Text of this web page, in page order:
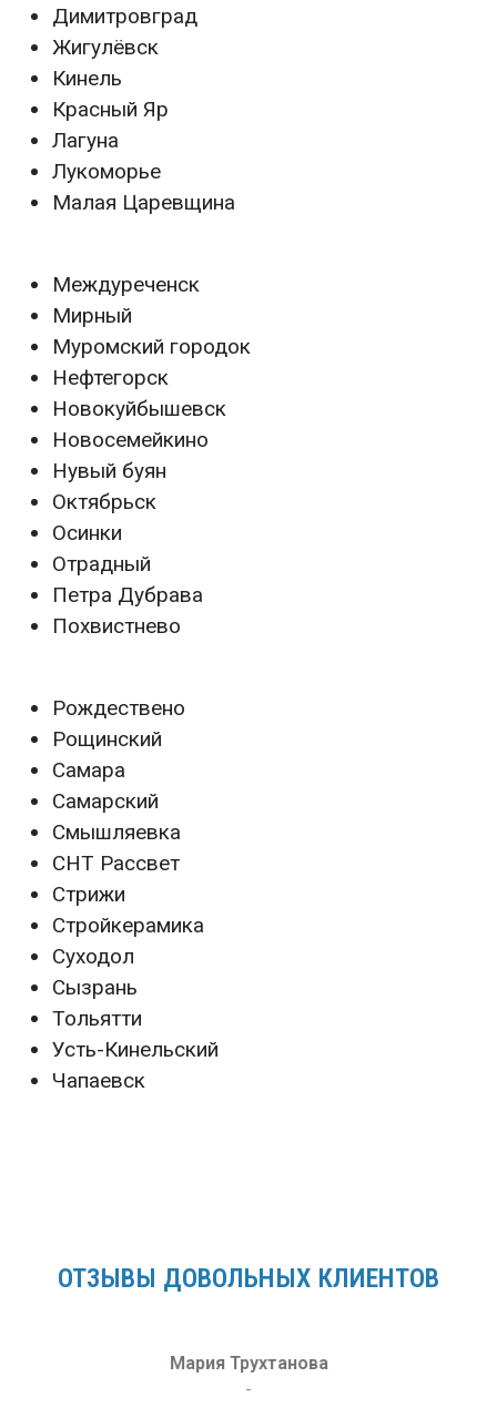
Димитровград
Жигулёвск
Кинель
Красный Яр
Лагуна
Лукоморье
Малая Царевщина
Междуреченск
Мирный
Муромский городок
Нефтегорск
Новокуйбышевск
Новосемейкино
Нувый буян
Октябрьск
Осинки
Отрадный
Петра Дубрава
Похвистнево
Рождествено
Рощинский
Самара
Самарский
Смышляевка
СНТ Рассвет
Стрижи
Стройкерамика
Суходол
Сызрань
Тольятти
Усть-Кинельский
Чапаевск
ОТЗЫВЫ ДОВОЛЬНЫХ КЛИЕНТОВ
Мария Трухтанова
-